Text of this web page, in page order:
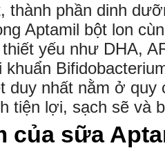
thành phần dinh
Aptamil bột lon
yếu như DHA,
khuẩn
duy nhất nằm ở quy
tiện lợi, sạch sẽ và
của sữa